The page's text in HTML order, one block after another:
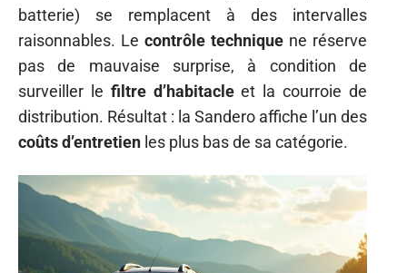
batterie) se remplacent à des intervalles
raisonnables. Le contrôle technique ne réserve
pas de mauvaise surprise, à condition de
surveiller le filtre d’habitacleet la courroie de
distribution. Résultat : la Sandero affiche l’un des
coûts d’entretien les plus bas de sa catégorie.